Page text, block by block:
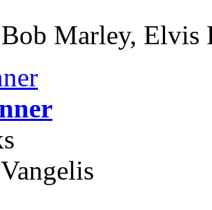
Bob Marley, Elvis
Vangelis